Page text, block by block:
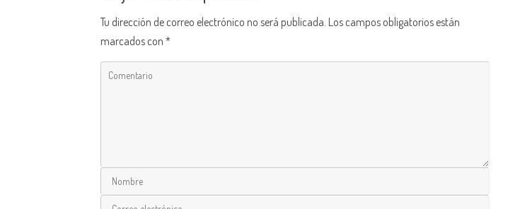
Tu dirección de correo electrónico no será publicada. Los campos obligatorios están
marcados con*